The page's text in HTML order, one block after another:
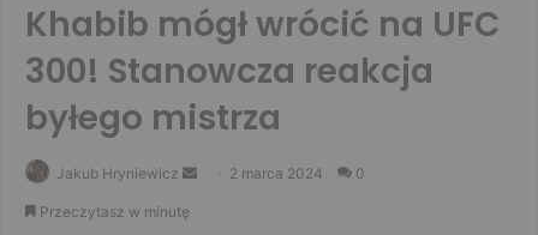
Khabib mógł wrócić na UFC
300! Stanowcza reakcja
byłego mistrza
Jakub Hryniewicz
Send 2 marca 2024 0
Przeczytasz w minutę